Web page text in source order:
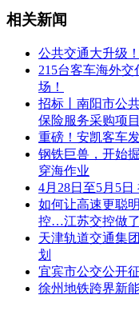
相关新闻
公共交通大升级
215台客车海外
场！
招标丨南阳市公
保险服务采购项目
重磅！安凯客车
钢铁巨兽，开始
穿海作业
4月28日至5月5
如何让高速更聪
控…江苏交控做
天津轨道交通集
划
宜宾市公交公开
徐州地铁跨界新